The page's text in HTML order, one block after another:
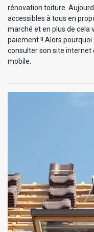
rénovation toiture.
accessibles à tous en
marché et en plus de
paiement !! Alors
consulter son site
mobile.